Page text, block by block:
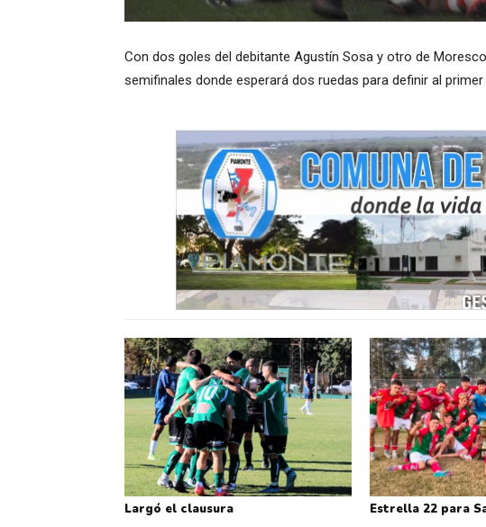
Con dos goles del debitante Agustín Sosa y otro de
semifinales donde esperará dos ruedas para definir al
Largó el clausura Estrella 22 para